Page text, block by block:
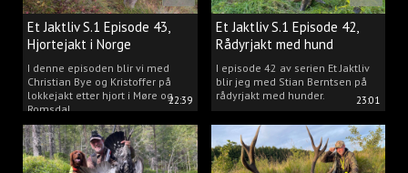
22:39
Et Jaktliv S.1 Episode 43,
Hjortejakt i Norge
I denne episoden blir vi med
Christian Bye og Kristoffer på
lokkejakt etter hjort i Møre og
Romsdal.
23:01
Et Jaktliv S.1 Episode 42,
Rådyrjakt med hund
I episode 42 av serien Et Jaktliv
blir jeg med Stian Berntsen på
rådyrjakt med hunder.